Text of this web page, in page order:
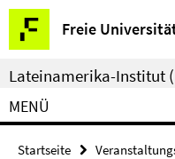
Springe
direkt
zu
Inhalt
Freie
Service-
Navigation
Lateinamerika-Institut
MENÜ
Startseite